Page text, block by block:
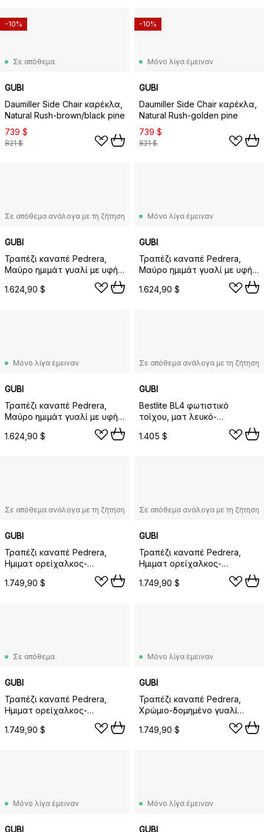
Σε απόθεμα
GUBI
Daumiller Side Chair καρέκλα,
Natural Rush-brown/black pine
739 $
821 $
-10%
Μόνο λίγα έμειναν
GUBI
Daumiller Side Chair καρέκλα,
Natural Rush-golden pine
739 $
821 $
-10%
Σε απόθεμα ανάλογα με τη ζήτηση
GUBI
Τραπέζι καναπέ Pedrera,
Μαύρο ημιμάτ γυαλί με υφή,
1.624,90 $
Μόνο λίγα έμειναν
GUBI
Τραπέζι καναπέ Pedrera,
Μαύρο ημιμάτ γυαλί με υφή,
1.624,90 $
Μόνο λίγα έμειναν
GUBI
Τραπέζι καναπέ Pedrera,
Μαύρο ημιμάτ γυαλί με υφή,
1.624,90 $
Σε απόθεμα ανάλογα με τη ζήτηση
GUBI
Bestlite BL4 φωτιστικό
τοίχου, ματ λευκό-
1.405 $
Σε απόθεμα ανάλογα με τη ζήτηση
GUBI
Τραπέζι καναπέ Pedrera,
Ημιματ ορείχαλκος-
δομημένο γυαλί bronze
1.749,90 $
Σε απόθεμα ανάλογα με τη ζήτηση
GUBI
Τραπέζι καναπέ Pedrera,
Ημιματ ορείχαλκος-
δομημένο γυαλί smoke
1.749,90 $
Σε απόθεμα
GUBI
Τραπέζι καναπέ Pedrera,
Ημιματ ορείχαλκος-
δομημένο γυαλί διαφανές
1.749,90 $
Μόνο λίγα έμειναν
GUBI
Τραπέζι καναπέ Pedrera,
Χρώμιο-δομημένο γυαλί
1.749,90 $
Μόνο λίγα έμειναν
GUBI
Μόνο λίγα έμειναν
GUBI